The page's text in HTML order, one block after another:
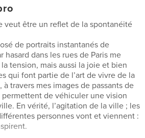
veut être un reflet de la spontanéité
de portraits instantanés de
hasard dans les rues de Paris me
tension, mais aussi la joie et bien
qui font partie de l’art de vivre de la
à travers mes images de passants de
de véhiculer une vision
En vérité, l’agitation de la ville ; les
personnes vont et viennent :